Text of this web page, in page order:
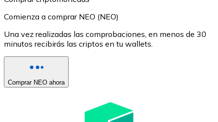
Comienza a comprar NEO (NEO)
Una vez realizadas las comprobaciones, en menos de 30
minutos recibirás las criptos en tu wallets.
Comprar NEO ahora